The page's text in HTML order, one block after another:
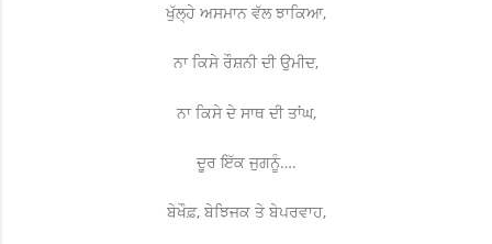
ਖੁੱਲ੍ਹੇ ਅਸਮਾਨ ਵੱਲ ਝਾਕਿਆ,
ਨਾ ਕਿਸੇ ਰੌਸ਼ਨੀ ਦੀ ਉਮੀਦ,
ਨਾ ਕਿਸੇ ਦੇ ਸਾਥ ਦੀ ਤਾਂਘ,
ਦੂਰ ਇੱਕ ਜੁਗਨੂੰ….
ਬੇਖੌਫ਼, ਬੇਝਿਜਕ ਤੇ ਬੇਪਰਵਾਹ,